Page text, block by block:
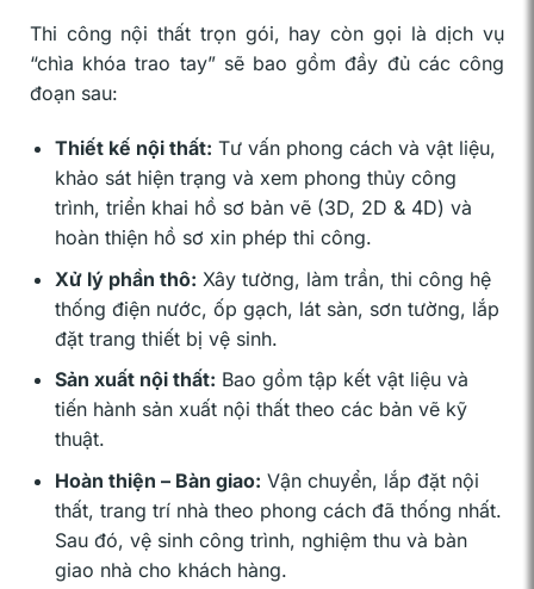
Thi công nội thất trọn gói, hay còn gọi là dịch vụ
“chìa khóa trao tay” sẽ bao gồm đầy đủ các công
đoạn sau:
Thiết kế nội thất: Tư vấn phong cách và vật liệu,
khảo sát hiện trạng và xem phong thủy công
trình, triển khai hồ sơ bản vẽ (3D, 2D & 4D) và
hoàn thiện hồ sơ xin phép thi công.
Xử lý phần thô: Xây tường, làm trần, thi công hệ
thống điện nước, ốp gạch, lát sàn, sơn tường, lắp
đặt trang thiết bị vệ sinh.
Sản xuất nội thất: Bao gồm tập kết vật liệu và
tiến hành sản xuất nội thất theo các bản vẽ kỹ
thuật.
Hoàn thiện – Bàn giao: Vận chuyển, lắp đặt nội
thất, trang trí nhà theo phong cách đã thống nhất.
Sau đó, vệ sinh công trình, nghiệm thu và bàn
giao nhà cho khách hàng.